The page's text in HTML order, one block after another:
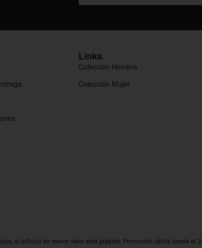
Links
Colección Hombre
Colección Mujer
el artículo de menor valor será gratuito. Promoción válida desde el